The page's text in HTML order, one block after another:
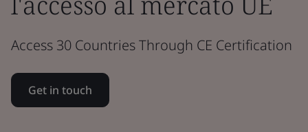
Access 30 Countries Through CE Certification
Get in touch